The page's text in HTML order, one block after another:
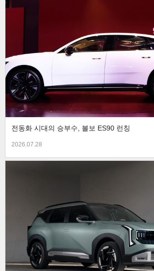
전동화 시대의 승부수, 볼보 ES90 런칭
2026.07.28